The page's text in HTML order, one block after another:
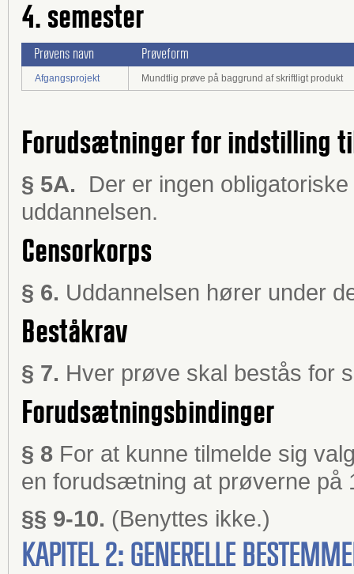
4. semester
Prøvens navn Prøveform
Afgangsprojekt Mundtlig prøve på baggrund af skriftligt produkt
Forudsætninger for indstilling
§ 5A. Der er ingen
uddannelsen.
Censorkorps
§ 6. Uddannelsen hører under
Beståkrav
§ 7. Hver prøve skal bestås for
Forudsætningsbindinger
§ 8 For at kunne tilmelde sig
en forudsætning at prøverne på
§§ 9-10. (Benyttes ikke.)
KAPITEL 2: GENERELLE